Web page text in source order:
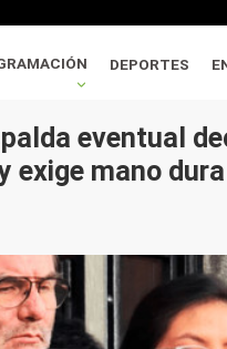
DEPORTES
eventual
exige mano